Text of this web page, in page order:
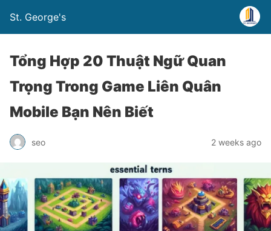
St. George's
Tổng Hợp 20 Thuật Ngữ Quan
Trọng Trong Game Liên Quân
Mobile Bạn Nên Biết
seo 2 weeks ago